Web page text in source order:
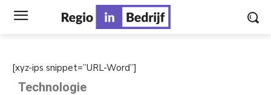
[xyz-ips snippet=”URL-Word”]
Technologie